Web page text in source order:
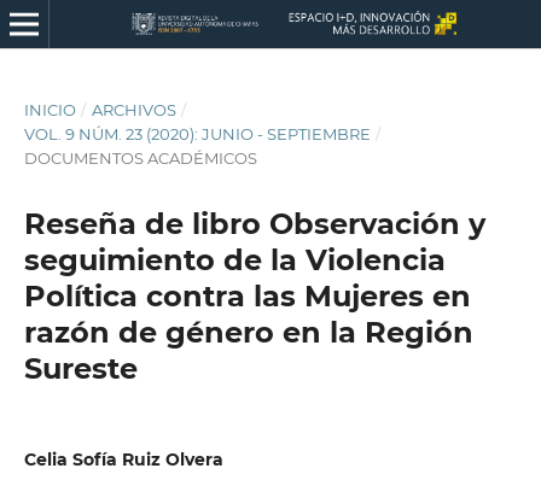
INICIO / ARCHIVOS /
VOL. 9 NÚM. 23 (2020): JUNIO - SEPTIEMBRE /
DOCUMENTOS ACADÉMICOS
Reseña de libro Observación y
seguimiento de la Violencia
Política contra las Mujeres en
razón de género en la Región
Sureste
Celia Sofía Ruiz Olvera